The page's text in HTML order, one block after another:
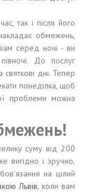
так і після його
обмежень,
серед ночі - ви
До послуг
святкові дні. Тепер
понеділка, щоб
проблеми можна
суму від 200
вигідно і зручно,
на цілий
Львів, коли вам